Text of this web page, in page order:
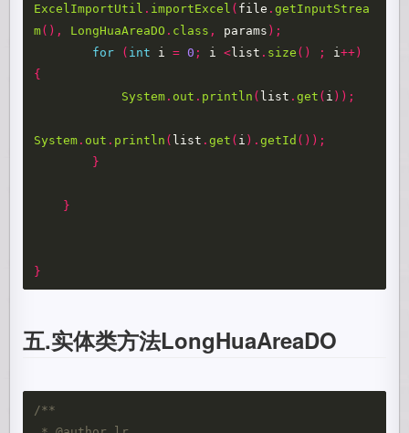
ExcelImportUtil . importExcel ( file .getInputStrea
m(), LongHuaAreaDO . class , params );
for
( int i = 0 ; i <list . size () ; i++)
{
System . out . println ( list .get ( i ));
System . out . println ( list .get ( i ).getId ());
}
}
}
五.实体类方法LongHuaAreaDO
/**